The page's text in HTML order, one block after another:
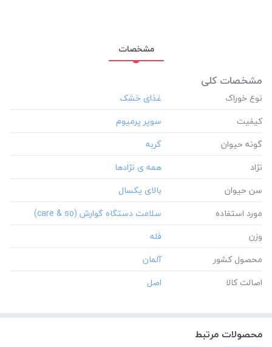
مشخصات
مشخصات کلی
نوع خوراک
کیفیت
گونه حیوان
نژاد
سن حیوان
مورد استفاده
وزن
محصول کشور
اصالت کالا
محصولات مرتبط